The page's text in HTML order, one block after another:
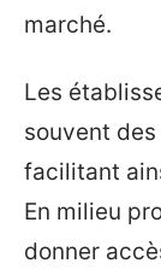
marché.
Les
souvent
facilitant
En milieu
donner